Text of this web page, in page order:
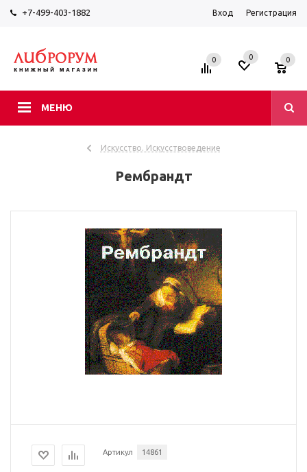
+7-499-403-1882 Вход Регистрация
МЕНЮ
0 0 0
Искусство. Искусствоведение
Рембрандт
Артикул 14861